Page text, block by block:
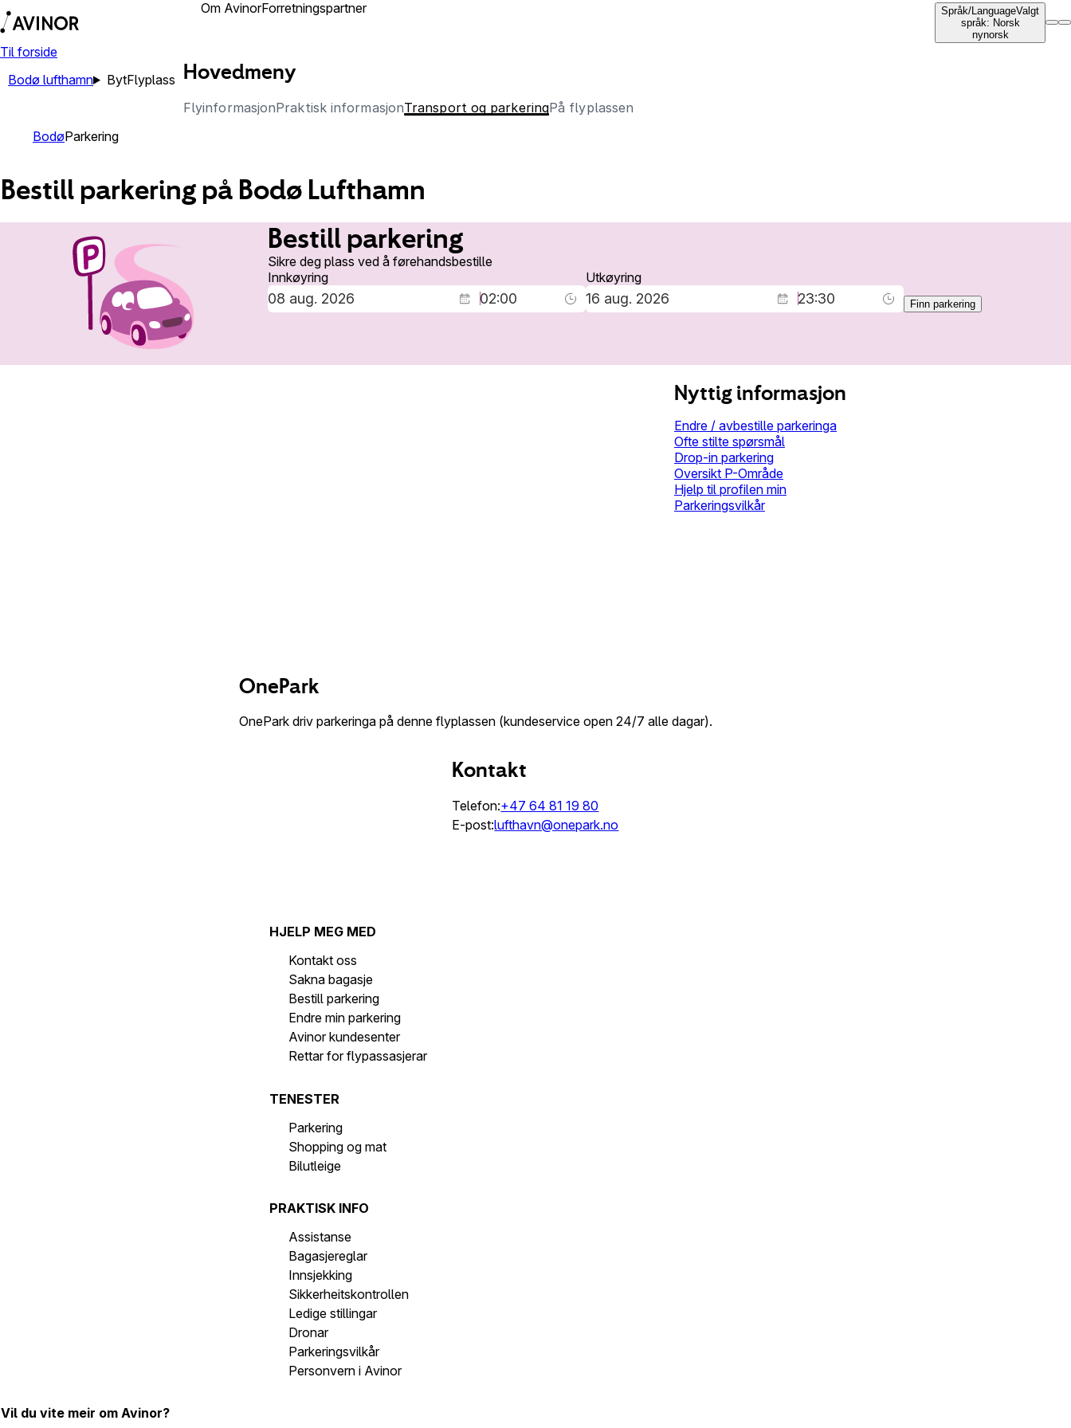
Til forside
Om AvinorForretningspartner
Bodø lufthamn BytFlyplass Hovedmeny
FlyinformasjonPraktisk informasjonTransport og parkeringPå flyplassen
Språk/LanguageValgt
språk: Norsk
nynorsk
BodøParkering
Bestill parkering på Bodø Lufthamn
Bestill parkering
Sikre deg plass ved å førehandsbestille
Innkøyring
Utkøyring
Finn parkering
Nyttig informasjon
Endre / avbestille parkeringa
Ofte stilte spørsmål
Drop-in parkering
Oversikt P-Område
Hjelp til profilen min
Parkeringsvilkår
OnePark
OnePark driv parkeringa på denne flyplassen (kundeservice open 24/7 alle dagar).
Kontakt
Telefon:+47 64 81 19 80
E-post:lufthavn@onepark.no
HJELP MEG MED
Kontakt oss
Sakna bagasje
Bestill parkering
Endre min parkering
Avinor kundesenter
Rettar for flypassasjerar
TENESTER
Parkering
Shopping og mat
Bilutleige
PRAKTISK INFO
Assistanse
Bagasjereglar
Innsjekking
Sikkerheitskontrollen
Ledige stillingar
Dronar
Parkeringsvilkår
Personvern i Avinor
Vil du vite meir om Avinor?